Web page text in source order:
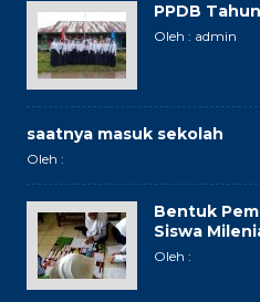
PPDB
Oleh : admin
saatnya masuk sekolah
Oleh :
Bentuk
Siswa
Oleh :